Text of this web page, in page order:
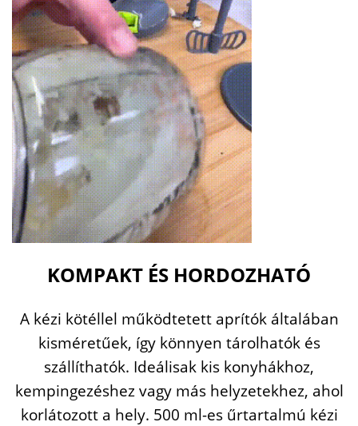
KOMPAKT ÉS HORDOZHATÓ
A kézi kötéllel működtetett aprítók általában
kisméretűek, így könnyen tárolhatók és
szállíthatók. Ideálisak kis konyhákhoz,
kempingezéshez vagy más helyzetekhez, ahol
korlátozott a hely. 500 ml-es űrtartalmú kézi